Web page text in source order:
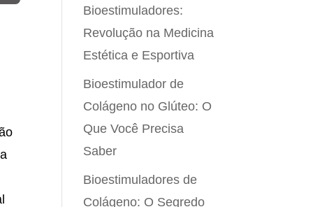
Bioestimuladores:
Revolução na Medicina
Estética e Esportiva
Bioestimulador de
Colágeno no Glúteo: O
Que Você Precisa
Saber
Bioestimuladores de
Colágeno: O Segredo